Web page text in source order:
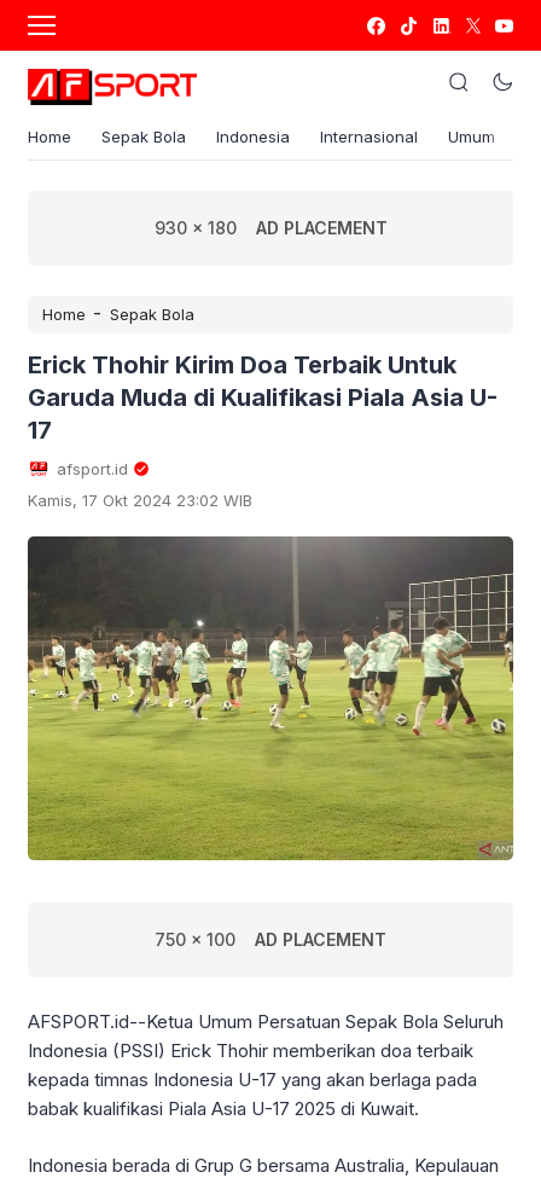
Home Sepak Bola Indonesia Internasional Umum
930 x 180 AD PLACEMENT
Home - Sepak Bola
Erick Thohir Kirim Doa Terbaik Untuk
Garuda Muda di Kualifikasi Piala Asia U-
17
afsport.id
Kamis, 17 Okt 2024 23:02 WIB
750 x 100 AD PLACEMENT
AFSPORT.id--Ketua Umum Persatuan Sepak Bola Seluruh
Indonesia (PSSI) Erick Thohir memberikan doa terbaik
kepada timnas Indonesia U-17 yang akan berlaga pada
babak kualifikasi Piala Asia U-17 2025 di Kuwait.
Indonesia berada di Grup G bersama Australia, Kepulauan